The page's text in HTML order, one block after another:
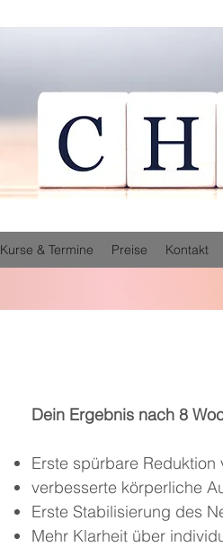
Kurse & Termine Preise Kontakt
Dein Ergebnis nach 8
Erste spürbare
verbesserte körperliche
Erste Stabilisierung des
Mehr Klarheit über